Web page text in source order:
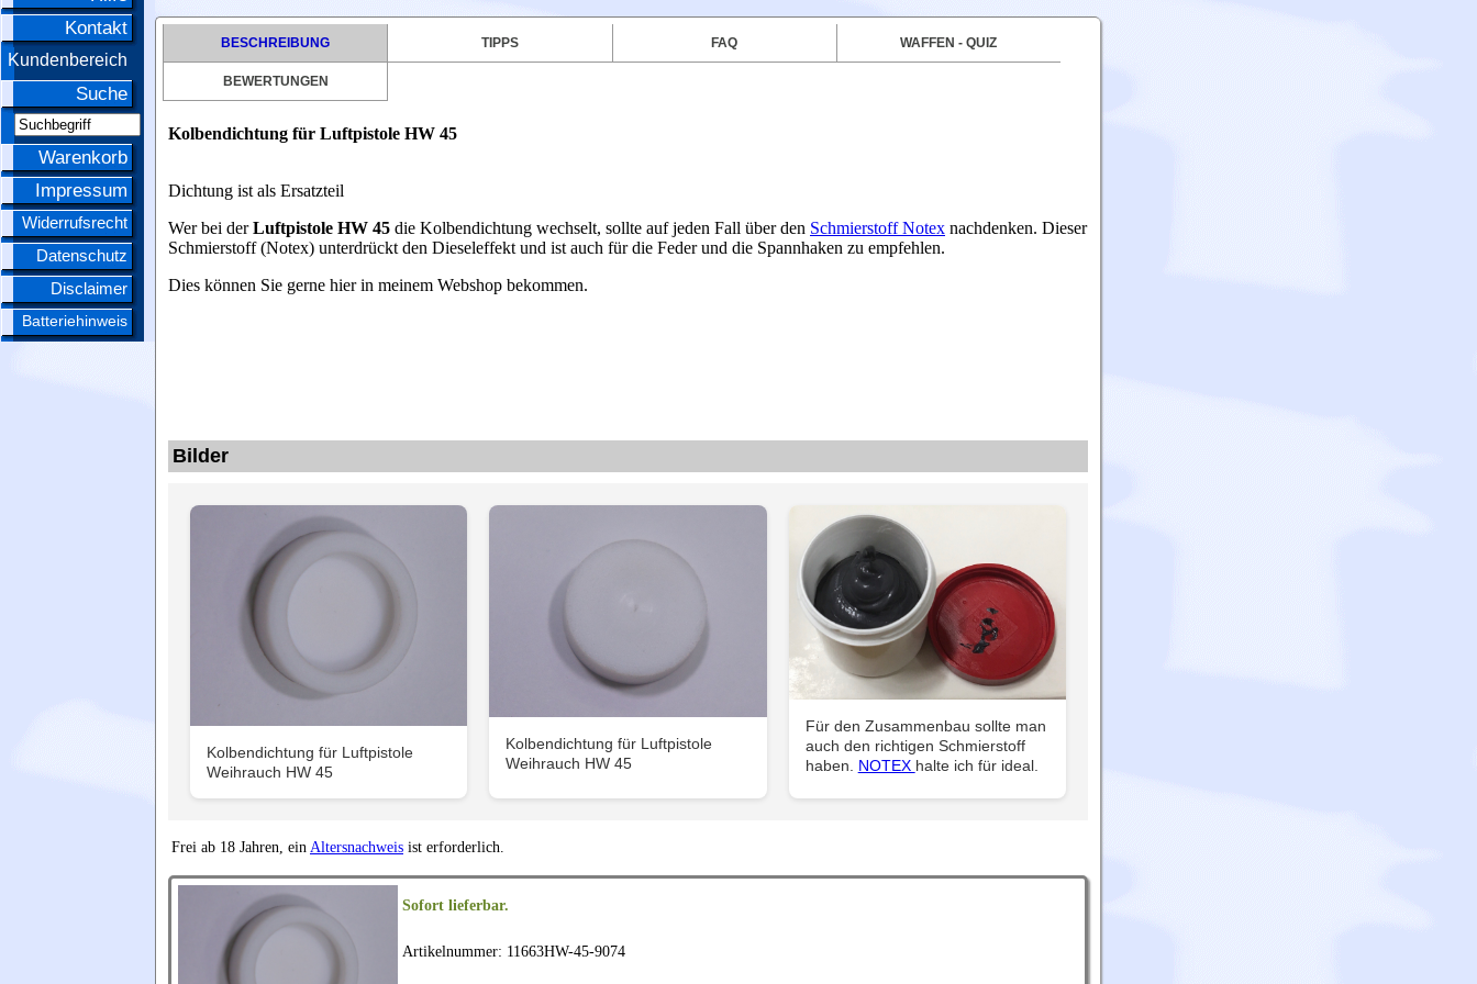
Kontakt
Kundenbereich
Suche
Warenkorb
Impressum
Widerrufsrecht
Datenschutz
Disclaimer
Batteriehinweis
BESCHREIBUNG TIPPS FAQ WAFFEN - QUIZ
BEWERTUNGEN
Kolbendichtung für Luftpistole HW 45
Dichtung ist als Ersatzteil
Wer bei derLuftpistole HW 45 die Kolbendichtung wechselt, sollte auf jeden Fall über den Schmierstoff Notex nachdenken. Dieser
Schmierstoff (Notex) unterdrückt den Dieseleffekt und ist auch für die Feder und die Spannhaken zu empfehlen.
Dies können Sie gerne hier in meinem Webshop bekommen.
Bilder
Kolbendichtung für Luftpistole
Weihrauch HW 45
Kolbendichtung für Luftpistole
Weihrauch HW 45
Für den Zusammenbau sollte man
auch den richtigen Schmierstoff
haben. NOTEX halte ich für ideal.
Frei ab 18 Jahren, ein Altersnachweis ist erforderlich.
Sofort lieferbar.
Artikelnummer: 11663HW-45-9074